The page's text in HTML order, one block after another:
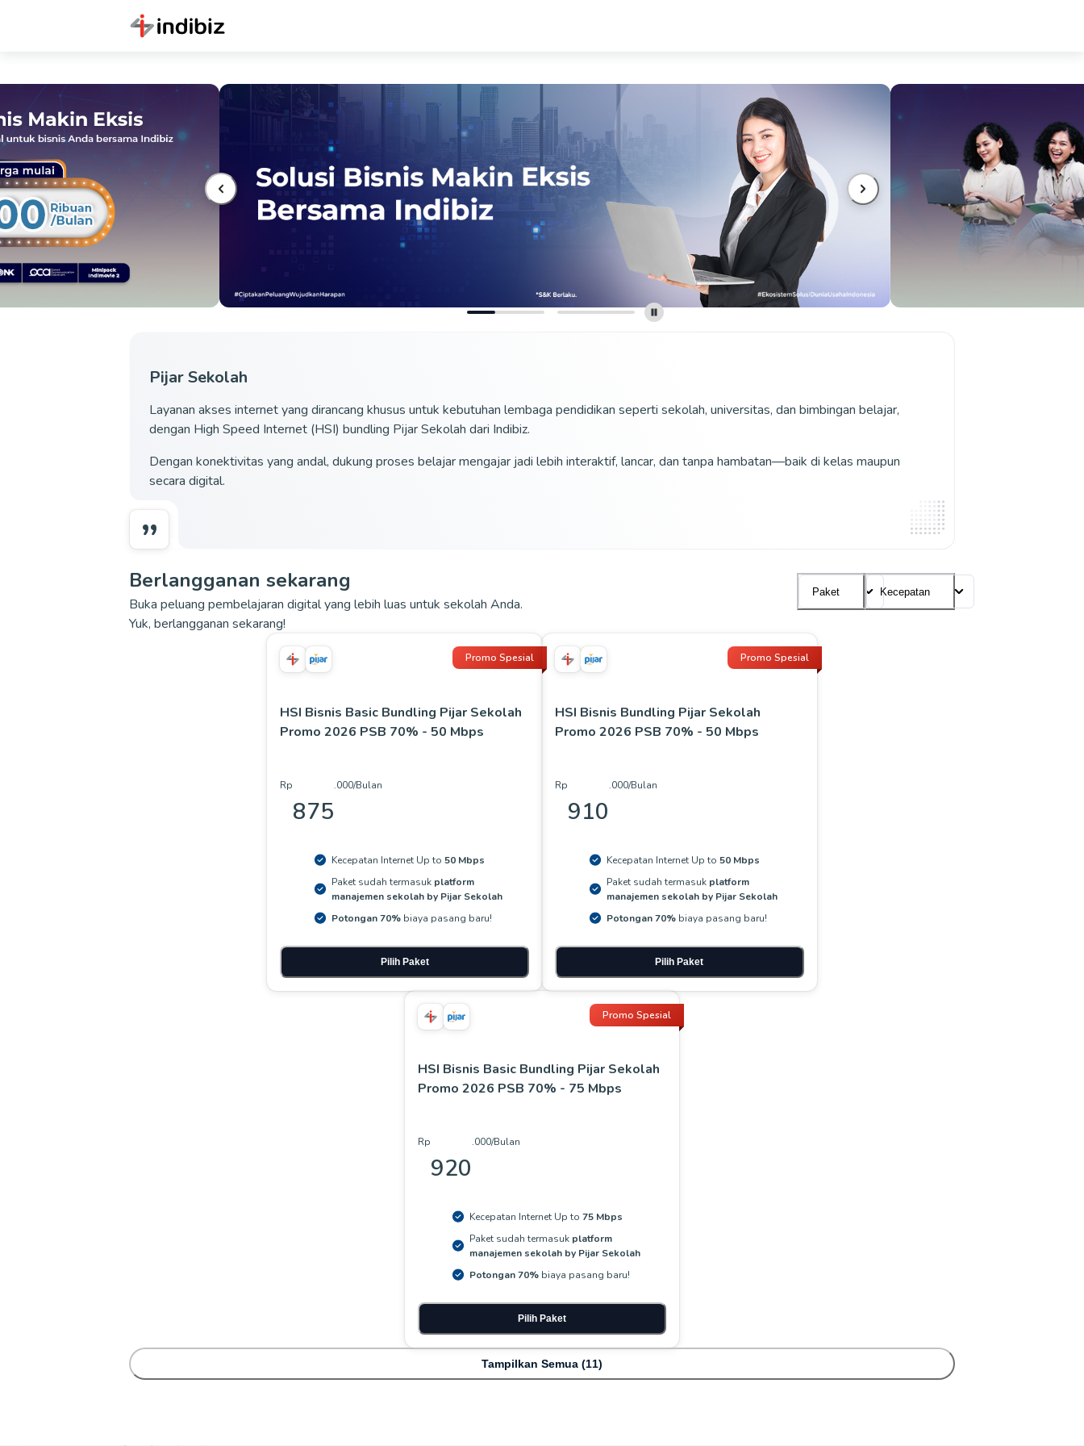
Pijar Sekolah
Layanan akses internet yang dirancang khusus untuk kebutuhan lembaga pendidikan seperti sekolah, universitas, dan bimbingan belajar,
dengan High Speed Internet (HSI) bundling Pijar Sekolah dari Indibiz.
Dengan konektivitas yang andal, dukung proses belajar mengajar jadi lebih interaktif, lancar, dan tanpa hambatan—baik di kelas maupun
secara digital.
„
Berlangganan sekarang
Buka peluang pembelajaran digital yang lebih luas untuk sekolah Anda.
Yuk, berlangganan sekarang!
Paket Kecepatan
Promo Spesial
HSI Bisnis Basic Bundling Pijar Sekolah
Promo 2026 PSB 70% - 50 Mbps
Rp
875
.000/Bulan
Kecepatan Internet Up to50 Mbps
Paket sudah termasuk platform
manajemen sekolah by Pijar Sekolah
Potongan 70% biaya pasang baru!
Pilih Paket
Promo Spesial
HSI Bisnis Bundling Pijar Sekolah
Promo 2026 PSB 70% - 50 Mbps
Rp
910
.000/Bulan
Kecepatan Internet Up to 50 Mbps
Paket sudah termasuk platform
manajemen sekolah by Pijar Sekolah
Potongan 70% biaya pasang baru!
Pilih Paket
Promo Spesial
HSI Bisnis Basic Bundling Pijar Sekolah
Promo 2026 PSB 70% - 75 Mbps
Rp
920
.000/Bulan
Kecepatan Internet Up to 75 Mbps
Paket sudah termasuk platform
manajemen sekolah by Pijar Sekolah
Potongan 70%biaya pasang baru!
Pilih Paket
Tampilkan Semua (11)